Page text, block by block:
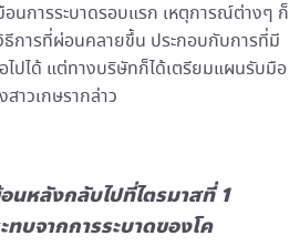
นการระบาดรอบแรก เหตุการณ์ต่างๆ ก็
ธีการที่ผ่อนคลายขึ้น ประกอบกับการที่มี
ไปได้ แต่ทางบริษัทก็ได้เตรียมแผนรับมือ
าวเกษรากล่าว
นหลังกลับไปที่ไตรมาสที่ 1
บจากการระบาดของโค